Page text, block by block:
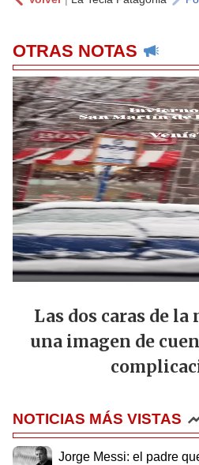
OTRAS NOTAS
Las dos caras de la
una imagen de
NOTICIAS MÁS VISTAS
Jorge Messi: el padre